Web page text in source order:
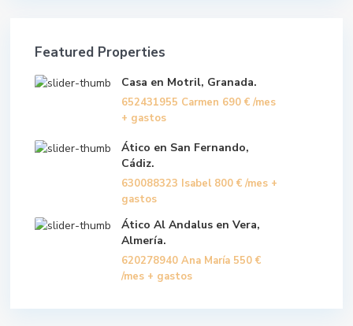
Featured Properties
Casa en Motril, Granada.
652431955 Carmen 690 € /mes
+ gastos
Ático en San Fernando,
Cádiz.
630088323 Isabel 800 € /mes +
gastos
Ático Al Andalus en Vera,
Almería.
620278940 Ana María 550 €
/mes + gastos